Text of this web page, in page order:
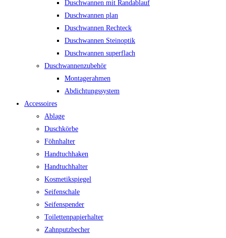
Duschwannen mit Randablauf
Duschwannen plan
Duschwannen Rechteck
Duschwannen Steinoptik
Duschwannen superflach
Duschwannenzubehör
Montagerahmen
Abdichtungssystem
Accessoires
Ablage
Duschkörbe
Föhnhalter
Handtuchhaken
Handtuchhalter
Kosmetikspiegel
Seifenschale
Seifenspender
Toilettenpapierhalter
Zahnputzbecher